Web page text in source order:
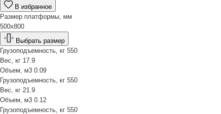
В избранное
Размер платформы, мм
500х800
Выбрать размер
Грузоподъемность, кг 550
Вес, кг 17.9
Объем, м3 0.09
Грузоподъемность, кг 550
Вес, кг 21.9
Объем, м3 0.12
Грузоподъемность, кг 550